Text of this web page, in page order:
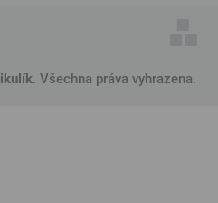
. Všechna práva vyhrazena.